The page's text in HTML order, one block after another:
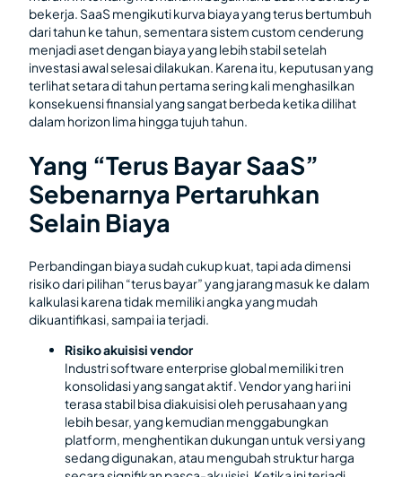
bekerja. SaaS mengikuti kurva biaya yang terus bertumbuh
dari tahun ke tahun, sementara sistem custom cenderung
menjadi aset dengan biaya yang lebih stabil setelah
investasi awal selesai dilakukan. Karena itu, keputusan yang
terlihat setara di tahun pertama sering kali menghasilkan
konsekuensi finansial yang sangat berbeda ketika dilihat
dalam horizon lima hingga tujuh tahun.
Yang “Terus Bayar SaaS”
Sebenarnya Pertaruhkan
Selain Biaya
Perbandingan biaya sudah cukup kuat, tapi ada dimensi
risiko dari pilihan “terus bayar” yang jarang masuk ke dalam
kalkulasi karena tidak memiliki angka yang mudah
dikuantifikasi, sampai ia terjadi.
Risiko akuisisi vendor
Industri software enterprise global memiliki tren
konsolidasi yang sangat aktif. Vendor yang hari ini
terasa stabil bisa diakuisisi oleh perusahaan yang
lebih besar, yang kemudian menggabungkan
platform, menghentikan dukungan untuk versi yang
sedang digunakan, atau mengubah struktur harga